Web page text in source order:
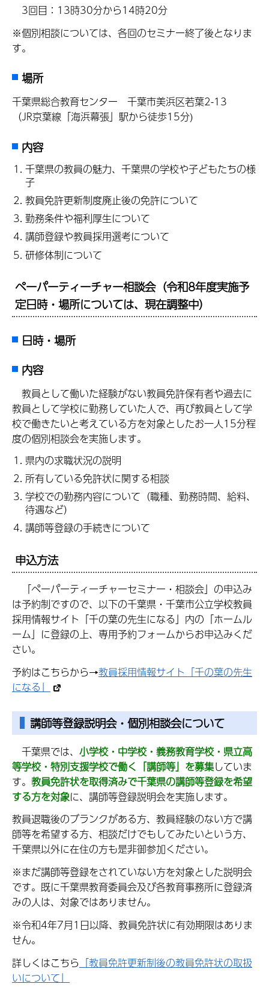
3回目：13時30分から14時20分
※個別相談については、各回のセミナー終了後となりま
す。
場所
千葉県総合教育センター 千葉市美浜区若葉2-13
（JR京葉線「海浜幕張」駅から徒歩15分)
内容
千葉県の教員の魅力、千葉県の学校や子どもたちの様
子
教員免許更新制度廃止後の免許について
勤務条件や福利厚生について
講師登録や教員採用選考について
研修体制について
ペーパーティーチャー相談会（令和8年度実施予
定日時・場所については、現在調整中）
日時・場所
内容
教員として働いた経験がない教員免許保有者や過去に
教員として学校に勤務していた人で、再び教員として学
校で働きたいと考えている方を対象としたお一人15分程
度の個別相談会を実施します。
県内の求職状況の説明
所有している免許状に関する相談
学校での勤務内容について（職種、勤務時間、給料、
待遇など）
講師等登録の手続きについて
申込方法
「ペーパーティーチャーセミナー・相談会」の申込み
は予約制ですので、以下の千葉県・千葉市公立学校教員
採用情報サイト「千の葉の先生になる」内の「ホームル
ーム」に登録の上、専用予約フォームからお申込みくだ
さい。
予約はこちらから→教員採用情報サイト「千の葉の先生
になる」
講師等登録説明会・個別相談会について
千葉県では、 小学校・中学校・義務教育学校・県立高
等学校・特別支援学校で働く「講師等」を募集していま
す。 教員免許状を取得済みで千葉県の講師等登録を希望
する方を対象に、講師等登録説明会を実施します。
教員退職後のブランクがある方、教員経験のない方で講
師等を希望する方、相談だけでもしてみたいという方、
千葉県以外に在住の方も是非御参加ください。
※まだ講師等登録をされていない方を対象とした説明会
です。既に千葉県教育委員会及び各教育事務所に登録済
みの人は、対象ではありません。
※令和4年7月1日以降、教員免許状に有効期限はありま
せん。
詳しくはこちら 「教員免許更新制後の教員免許状の取扱
いについて」